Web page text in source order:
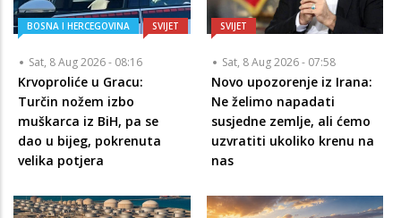
BOSNA I HERCEGOVINA SVIJET
Sat, 8 Aug 2026 - 08:16
Krvoproliće u Gracu:
Turčin nožem izbo
muškarca iz BiH, pa se
dao u bijeg, pokrenuta
velika potjera
SVIJET
Sat, 8 Aug 2026 - 07:58
Novo upozorenje iz Irana:
Ne želimo napadati
susjedne zemlje, ali ćemo
uzvratiti ukoliko krenu na
nas